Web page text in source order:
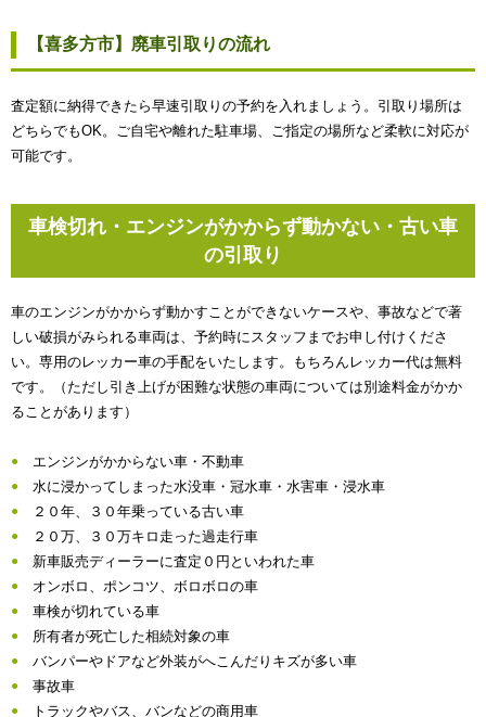
【喜多方市】廃車引取りの流れ
査定額に納得できたら早速引取りの予約を入れましょう。引取り場所は
どちらでもOK。ご自宅や離れた駐車場、ご指定の場所など柔軟に対応が
可能です。
車検切れ・エンジンがかからず動かない・古い車
の引取り
車のエンジンがかからず動かすことができないケースや、事故などで著
しい破損がみられる車両は、予約時にスタッフまでお申し付けくださ
い。専用のレッカー車の手配をいたします。もちろんレッカー代は無料
です。（ただし引き上げが困難な状態の車両については別途料金がかか
ることがあります）
エンジンがかからない車・不動車
水に浸かってしまった水没車・冠水車・水害車・浸水車
２０年、３０年乗っている古い車
２０万、３０万キロ走った過走行車
新車販売ディーラーに査定０円といわれた車
オンボロ、ポンコツ、ボロボロの車
車検が切れている車
所有者が死亡した相続対象の車
バンパーやドアなど外装がへこんだりキズが多い車
事故車
トラックやバス、バンなどの商用車